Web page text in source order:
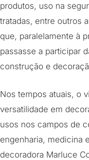
produtos, uso na
tratadas, entre outros
que, paralelamente à
passasse a participar
construção e
Nos tempos atuais, o
versatilidade em
usos nos campos de
engenharia, medicina
decoradora Marluce